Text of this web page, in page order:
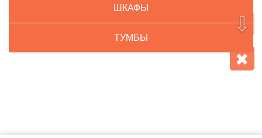
✖
⇩
ШКАФЫ
ТУМБЫ